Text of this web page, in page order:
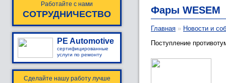
Работайте с нами
СОТРУДНИЧЕСТВО
PE Automotive
сертифицированные
услуги по ремонту
Сделайте нашу работу лучше
Фары WESEM
Главная » Новости и
Поступление